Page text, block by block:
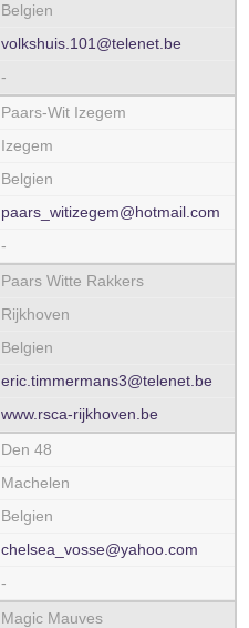
Belgien
volkshuis.101@telenet.be
-
Paars-Wit Izegem
Izegem
Belgien
paars_witizegem@hotmail.com
-
Paars Witte Rakkers
Rijkhoven
Belgien
eric.timmermans3@telenet.be
www.rsca-rijkhoven.be
Den 48
Machelen
Belgien
chelsea_vosse@yahoo.com
-
Magic Mauves